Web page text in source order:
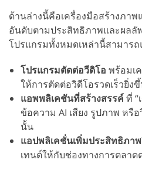
ด้านล่างนี้คือเครื่องมือสร้างภา
อันดับตามประสิทธิภาพและผลลั
โปรแกรมทั้งหมดเหล่านี้สามารถ
โปรแกรมตัดต่อวีดิโอ พร้อมเ
ให้การตัดต่อวิดีโอรวดเร็วยิ่ง
แอพพลิเคชันที่สร้างสรรค์ที่ “
ข้อความ AI เสียง รูปภาพ หรื
นั้น
แอปพลิเคชั่นเพิ่มประสิทธิภา
เทนต์ให้กับช่องทางการตลาด